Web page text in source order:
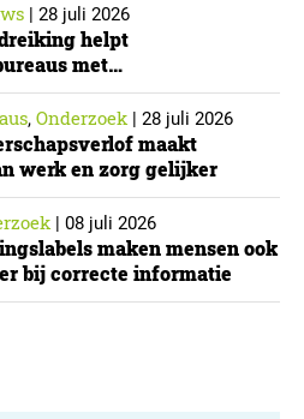
| 28 juli 2026
helpt
met
, Onderzoek| 28 juli 2026
maakt
werk en zorg gelijker
| 08 juli 2026
maken mensen ook
bij correcte informatie